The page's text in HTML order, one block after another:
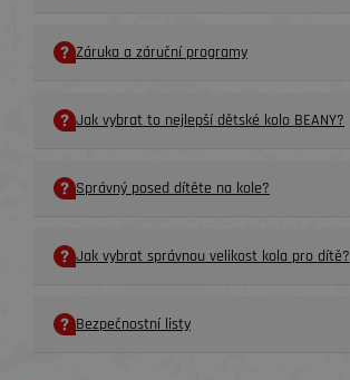
Záruka a záruční programy
Jak vybrat to nejlepší dětské kolo BEANY?
Správný posed dítěte na kole?
Jak vybrat správnou velikost kola pro dítě?
Bezpečnostní listy